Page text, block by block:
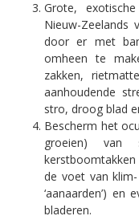
Grote,
Nieuw-Zeelands
door er met
omheen te
zakken,
aanhoudende
stro, droog blad
Bescherm het
groeien) van
de voet van
‘aanaarden’)
bladeren.